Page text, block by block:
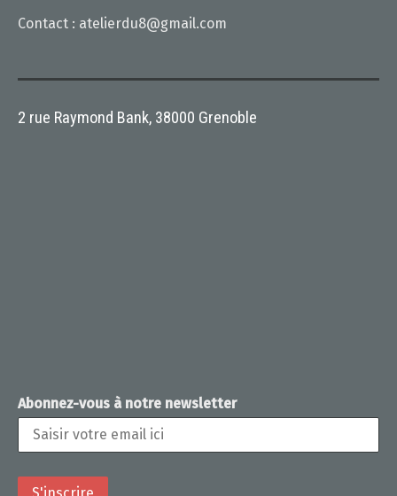
Contact : atelierdu8@gmail.com
2 rue Raymond Bank, 38000 Grenoble
Abonnez-vous à notre newsletter